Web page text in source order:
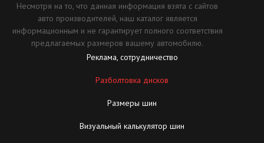
Несмотря на то, что данная информация взята с сайтов
авто производителей, наш каталог является
информационным и не гарантирует полного соответствия
предлагаемых размеров вашему автомобилю.
Реклама, сотрудничество
Разболтовка дисков
Размеры шин
Визуальный калькулятор шин